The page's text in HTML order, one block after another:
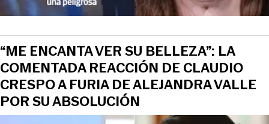
“ME ENCANTA VER SU BELLEZA”: LA
COMENTADA REACCIÓN DE CLAUDIO
CRESPO A FURIA DE ALEJANDRA VALLE
POR SU ABSOLUCIÓN